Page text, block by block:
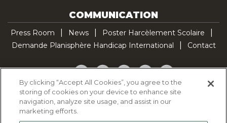
COMMUNICATION
Press Room News
Poster Harcèlement Scolaire
Demande Planisphère Handicap International
Contact
Facebook
TwitterYouTubePinterestTikTok
Cookie Policy
By clicking “Accept All Cookies”, you agree to the
storing of cookies on your device to enhance site
navigation, analyze site usage, and assist in our
marketing efforts.